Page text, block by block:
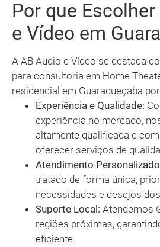
Por que
e Vídeo em
A AB Áudio e Vídeo se destaca
para consultoria em Home
residencial em Guaraqueçaba
Experiência e Qualidade:
experiência no mercado,
altamente qualificada e
oferecer serviços de
Atendimento
tratado de forma única,
necessidades e desejos
Suporte Local: Atendemos
regiões próximas,
eficiente.